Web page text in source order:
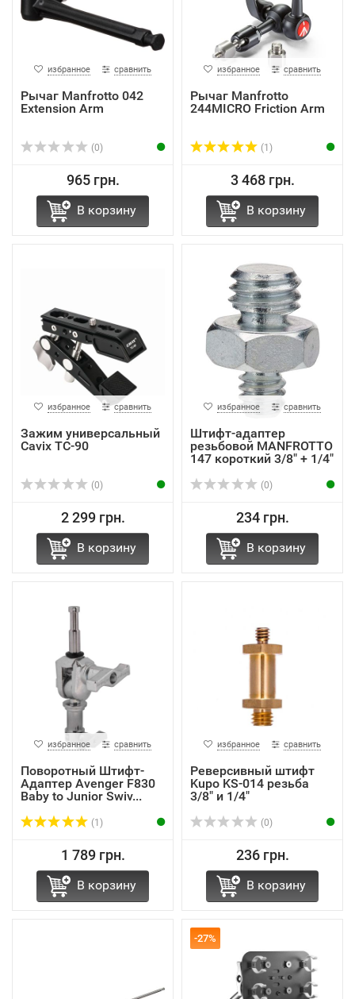
избранное сравнить
Рычаг Manfrotto 042
Extension Arm
(0)
965 грн.
В корзину
избранное сравнить
Рычаг Manfrotto
244MICRO Friction Arm
(1)
3 468 грн.
В корзину
избранное сравнить
Зажим универсальный
Cavix TC-90
(0)
2 299 грн.
В корзину
избранное сравнить
Штифт-адаптер
резьбовой MANFROTTO
147 короткий 3/8" + 1/4"
(0)
234 грн.
В корзину
избранное сравнить
Поворотный Штифт-
Адаптер Avenger F830
Baby to Junior Swiv...
(1)
1 789 грн.
В корзину
избранное сравнить
Реверсивный штифт
Kupo KS-014 резьба
3/8" и 1/4"
(0)
236 грн.
В корзину
-27%